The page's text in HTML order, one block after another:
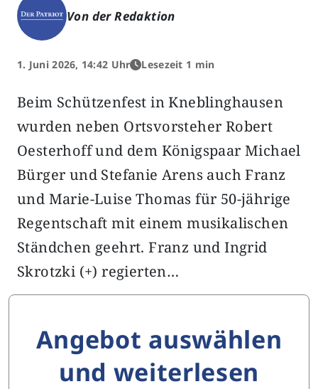
Von der Redaktion
1. Juni 2026, 14:42 Uhr Lesezeit 1 min
Beim Schützenfest in Kneblinghausen
wurden neben Ortsvorsteher Robert
Oesterhoff und dem Königspaar Michael
Bürger und Stefanie Arens auch Franz
und Marie-Luise Thomas für 50-jährige
Regentschaft mit einem musikalischen
Ständchen geehrt. Franz und Ingrid
Skrotzki (+) regierten…
Angebot auswählen
und weiterlesen